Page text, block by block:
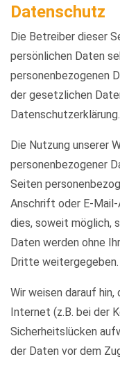
Datenschutz
Die Betreiber dieser
persönlichen Daten
personenbezogenen
der gesetzlichen
Datenschutzerklärung.
Die Nutzung unserer
personenbezogener
Seiten
Anschrift oder E-
dies, soweit möglich,
Daten werden ohne
Dritte weitergegeben.
Wir weisen darauf
Internet (z.B. bei der
Sicherheitslücken
der Daten vor dem